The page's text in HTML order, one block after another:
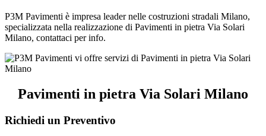
P3M Pavimenti è impresa leader nelle costruzioni stradali Milano,
specializzata nella realizzazione di Pavimenti in pietra Via Solari
Milano, contattaci per info.
Pavimenti in pietra Via Solari Milano
Richiedi un Preventivo